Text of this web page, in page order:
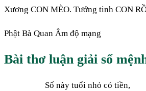
Xương CON MÈO. Tướng tinh CON
Phật Bà Quan Âm độ mạng
Bài thơ luận giải số
Số này tuổi nhỏ có tiền,